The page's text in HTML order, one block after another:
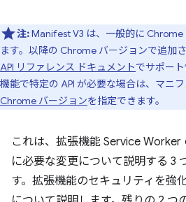
注:Manifest V3 は、一般的に
ます。以降の Chrome バージョンで追加
API リファレンス ドキュメントでサポー
機能で特定の API が必要な場合は、マニ
Chrome バージョンを指定できます。
これは、拡張機能 Service Worker
に必要な変更について説明する 3
す。拡張機能のセキュリティを強